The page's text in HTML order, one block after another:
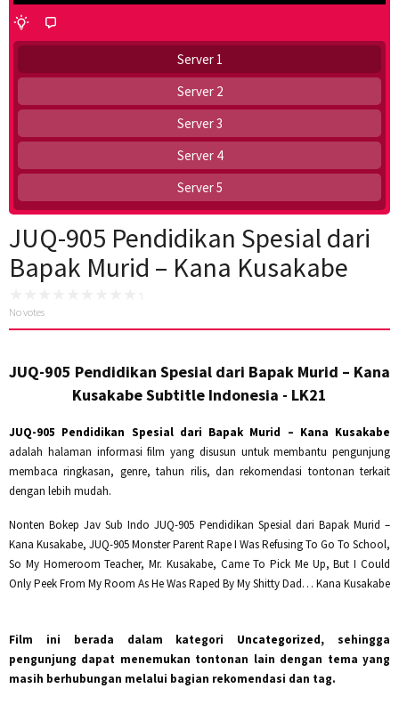
Server 1
Server 2
Server 3
Server 4
Server 5
JUQ-905 Pendidikan Spesial dari
Bapak Murid – Kana Kusakabe
No votes
JUQ-905 Pendidikan Spesial dari Bapak Murid – Kana
Kusakabe Subtitle Indonesia - LK21
JUQ-905 Pendidikan Spesial dari Bapak Murid – Kana Kusakabe
adalah halaman informasi film yang disusun untuk membantu pengunjung
membaca ringkasan, genre, tahun rilis, dan rekomendasi tontonan terkait
dengan lebih mudah.
Nonten Bokep Jav Sub Indo JUQ-905 Pendidikan Spesial dari Bapak Murid –
Kana Kusakabe, JUQ-905 Monster Parent Rape I Was Refusing To Go To School,
So My Homeroom Teacher, Mr. Kusakabe, Came To Pick Me Up, But I Could
Only Peek From My Room As He Was Raped By My Shitty Dad… Kana Kusakabe
Film ini berada dalam kategori Uncategorized, sehingga
pengunjung dapat menemukan tontonan lain dengan tema yang
masih berhubungan melalui bagian rekomendasi dan tag.